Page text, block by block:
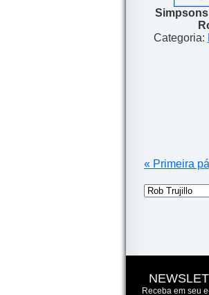
Categoria:
« Primeira
Receba em seu